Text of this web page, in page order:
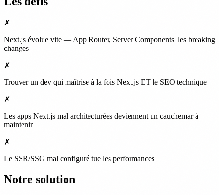
✗
Next.js évolue vite — App Router, Server Components, les breaking
changes
✗
Trouver un dev qui maîtrise à la fois Next.js ET le SEO technique
✗
Les apps Next.js mal architecturées deviennent un cauchemar à
maintenir
✗
Le SSR/SSG mal configuré tue les performances
Notre solution